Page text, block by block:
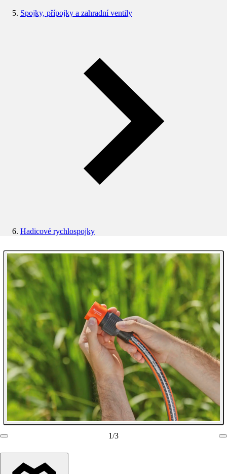
Spojky, přípojky a zahradní ventily
Hadicové rychlospojky
1/3